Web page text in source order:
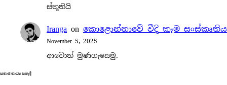
ස්තූතියි
Iranga on කොළොන්නාවේ වීදි කෑම සංස්කෘතිය
November 5, 2025
ආවොත් මුණගැසෙමු.
සමාජ මාධ්‍ය සබැඳි